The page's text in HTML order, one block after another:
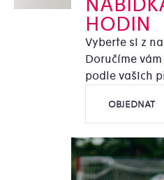
HODIN
Vyberte si z
Doručíme
podle vašich
OBJEDNAT